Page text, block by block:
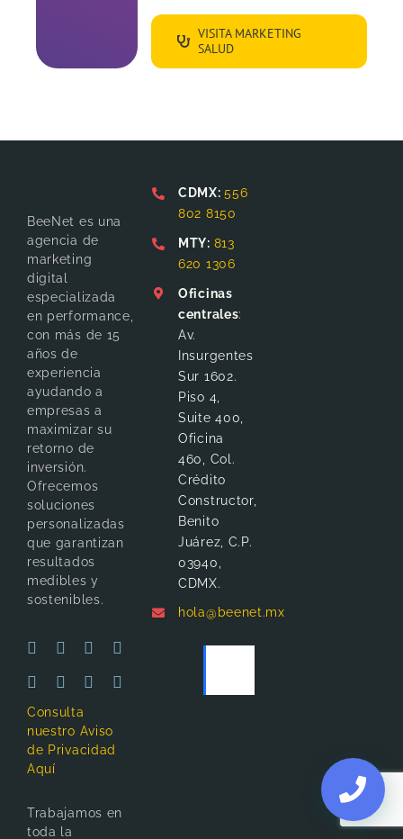
VISITA MARKETING
SALUD
BeeNet es una
agencia de
marketing
digital
especializada
en performance,
con más de 15
años de
experiencia
ayudando a
empresas a
maximizar su
retorno de
inversión.
Ofrecemos
soluciones
personalizadas
que garantizan
resultados
medibles y
sostenibles.
Consulta
nuestro Aviso
de Privacidad
Aquí
Trabajamos en
toda la
CDMX:556
802 8150
MTY: 813
620 1306
Oficinas
centrales:
Av.
Insurgentes
Sur 1602.
Piso 4,
Suite 400,
Oficina
460, Col.
Crédito
Constructor,
Benito
Juárez, C.P.
03940,
CDMX.
hola@beenet.mx